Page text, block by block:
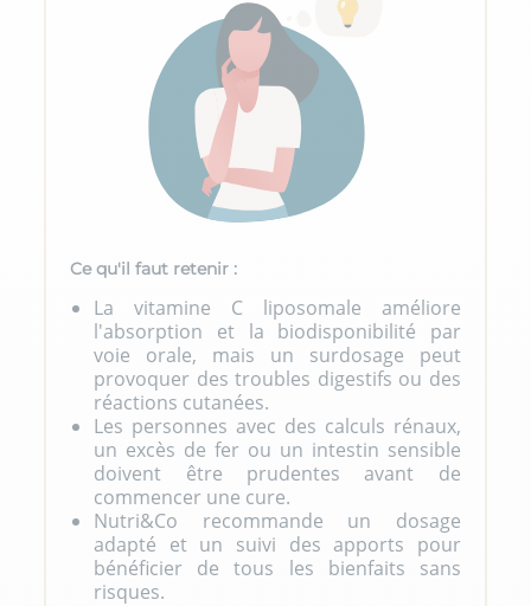
Ce qu'il faut retenir :
La vitamine C liposomale améliore
l'absorption et la biodisponibilité par
voie orale, mais un surdosage peut
provoquer des troubles digestifs ou des
réactions cutanées.
Les personnes avec des calculs rénaux,
un excès de fer ou un intestin sensible
doivent être prudentes avant de
commencer une cure.
Nutri&Co recommande un dosage
adapté et un suivi des apports pour
bénéficier de tous les bienfaits sans
risques.